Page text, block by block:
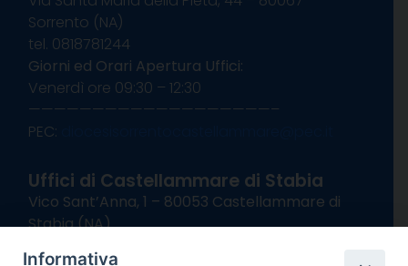
Sorrento (NA)
tel. 0818781244
Giorni ed Orari Apertura Uffici:
Venerdì ore 09:30 – 12:30
———————————————————–
PEC:
Uffici di Castellammare di Stabia
Vico Sant’Anna, 1 – 80053 Castellammare di
Stabia (NA)
Informativa